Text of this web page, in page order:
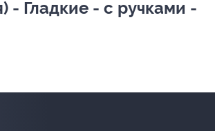
- Гладкие - с ручками -